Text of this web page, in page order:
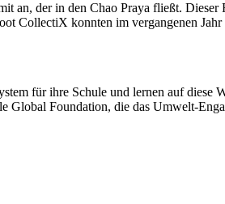
an, der in den Chao Praya fließt.
konnten im vergangenen Jahr
für ihre Schule und lernen auf diese
Foundation, die das Umwelt-